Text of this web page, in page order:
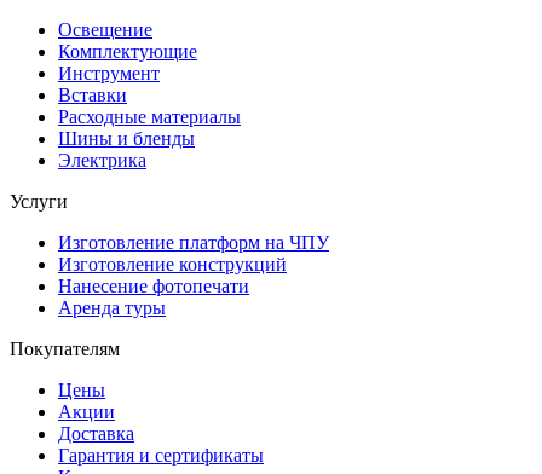
Освещение
Комплектующие
Инструмент
Вставки
Расходные материалы
Шины и бленды
Электрика
Услуги
Изготовление платформ на ЧПУ
Изготовление конструкций
Нанесение фотопечати
Аренда туры
Покупателям
Цены
Акции
Доставка
Гарантия и сертификаты